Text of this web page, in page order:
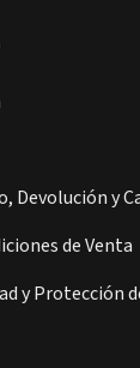
Devolución y
de Venta
y Protección